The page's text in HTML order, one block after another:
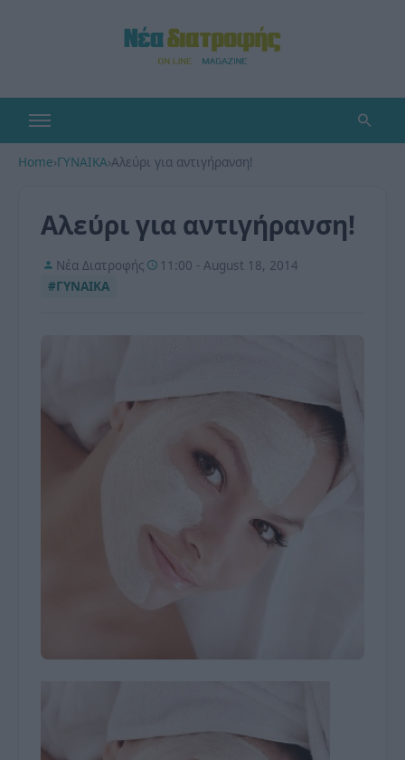
Home›ΓΥΝΑΙΚΑ›Αλεύρι για αντιγήρανση!
Αλεύρι για αντιγήρανση!
Νέα Διατροφής
11:00 - August 18, 2014
#ΓΥΝΑΙΚΑ